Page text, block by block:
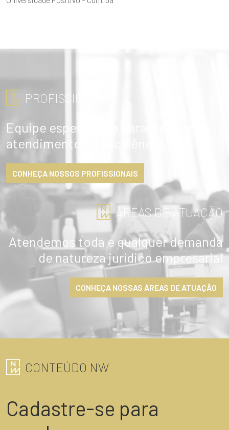
PROFISSIONAIS
Equipe especialista garante
atendimento de excelência
CONHEÇA NOSSOS PROFISSIONAIS
ÁREAS DE ATUAÇÃO
Atendemos toda e qualquer demanda
de natureza jurídico empresarial
CONHEÇA NOSSAS ÁREAS DE ATUAÇÃO
CONTEÚDO NW
Cadastre-se para
ENVIAR